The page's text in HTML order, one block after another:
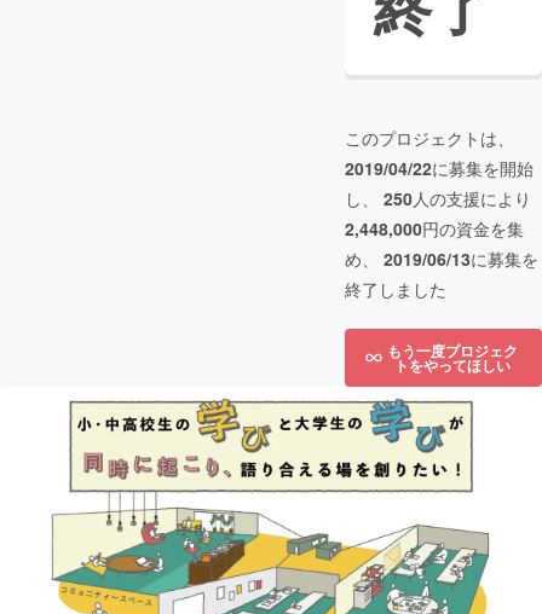
このプロジェクトは、
2019/04/22に募集を開始
し、 250人の支援により
2,448,000円の資金を集
め、 2019/06/13に募集を
終了しました
もう一度プロジェク
トをやってほしい